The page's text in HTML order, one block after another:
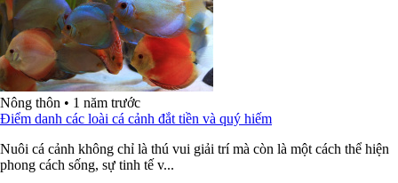
Nông thôn • 1 năm trước
Điểm danh các loài cá cảnh đắt tiền và quý hiếm
Nuôi cá cảnh không chỉ là thú vui giải trí mà còn là một cách thể hiện
phong cách sống, sự tinh tế v...